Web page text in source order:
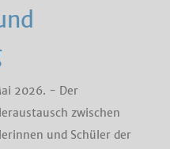
2026. - Der
zwischen
und Schüler der